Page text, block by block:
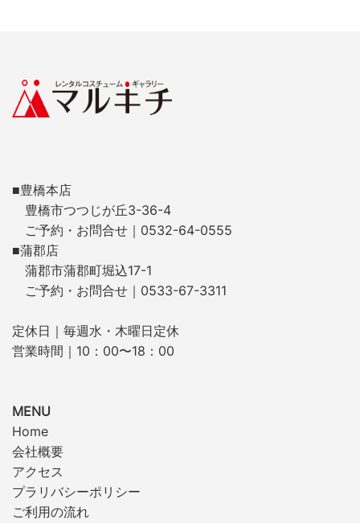
■豊橋本店
豊橋市つつじが丘3-36-4
ご予約・お問合せ｜0532-64-0555
■蒲郡店
蒲郡市蒲郡町堀込17-1
ご予約・お問合せ｜0533-67-3311
定休日｜毎週水・木曜日定休
営業時間｜10：00〜18：00
MENU
Home
会社概要
アクセス
プラリバシーポリシー
ご利用の流れ